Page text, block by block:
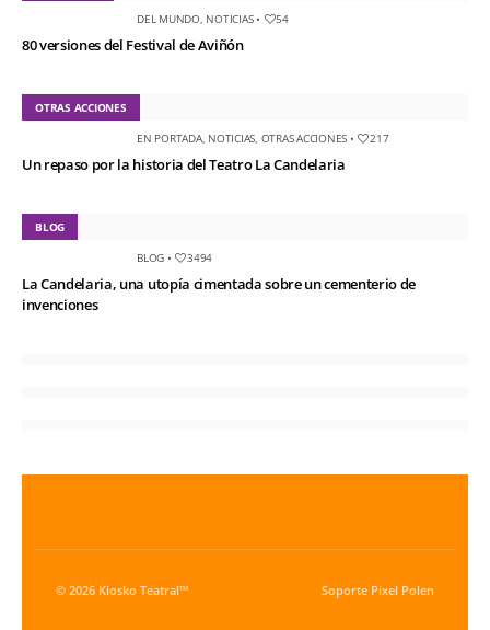
DEL MUNDO, NOTICIAS• 54
80 versiones del Festival de Aviñón
OTRAS ACCIONES
EN PORTADA, NOTICIAS, OTRAS ACCIONES • 217
Un repaso por la historia del Teatro La Candelaria
BLOG
BLOG • 3494
La Candelaria, una utopía cimentada sobre un cementerio de
invenciones
© 2026 Kiosko Teatral™ Soporte Pixel Polen